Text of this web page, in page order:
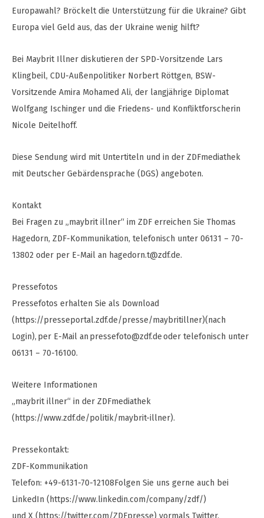
Europawahl? Bröckelt die Unterstützung für die Ukraine? Gibt
Europa viel Geld aus, das der Ukraine wenig hilft?
Bei Maybrit Illner diskutieren der SPD-Vorsitzende Lars
Klingbeil, CDU-Außenpolitiker Norbert Röttgen, BSW-
Vorsitzende Amira Mohamed Ali, der langjährige Diplomat
Wolfgang Ischinger und die Friedens- und Konfliktforscherin
Nicole Deitelhoff.
Diese Sendung wird mit Untertiteln und in der ZDFmediathek
mit Deutscher Gebärdensprache (DGS) angeboten.
Kontakt
Bei Fragen zu „maybrit illner“ im ZDF erreichen Sie Thomas
Hagedorn, ZDF-Kommunikation, telefonisch unter 06131 – 70-
13802 oder per E-Mail an hagedorn.t@zdf.de.
Pressefotos
Pressefotos erhalten Sie als Download
(https://presseportal.zdf.de/presse/maybritillner)(nach
Login), per E-Mail an pressefoto@zdf.deoder telefonisch unter
06131 – 70-16100.
Weitere Informationen
„maybrit illner“ in der ZDFmediathek
(https://www.zdf.de/politik/maybrit-illner).
Pressekontakt:
ZDF-Kommunikation
Telefon: +49-6131-70-12108Folgen Sie uns gerne auch bei
LinkedIn (https://www.linkedin.com/company/zdf/)
und X (https://twitter.com/ZDFpresse) vormals Twitter.